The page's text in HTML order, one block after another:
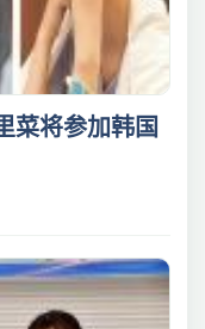
菜将参加韩国